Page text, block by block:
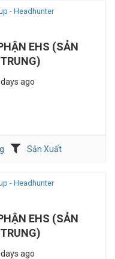
- Headhunter
EHS (SẢN
ago
Sản Xuất
- Headhunter
EHS (SẢN
ago